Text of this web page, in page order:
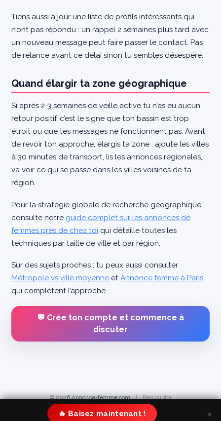
Tiens aussi à jour une liste de profils intéressants qui
n’ont pas répondu : un rappel 2 semaines plus tard avec
un nouveau message peut faire passer le contact. Pas
de relance avant ce délai sinon tu sembles désespéré.
Quand élargir ta zone géographique
Si après 2-3 semaines de veille active tu n’as eu aucun
retour positif, c’est le signe que ton bassin est trop
étroit ou que tes messages ne fonctionnent pas. Avant
de revoir ton approche, élargis ta zone : ajoute les villes
à 30 minutes de transport, lis les annonces régionales,
va voir ce qui se passe dans les villes voisines de ta
région.
Pour la stratégie globale de recherche géographique,
consulte notre guide complet sur les annonces de
femmes près de chez toi qui détaille toutes les
techniques par taille de ville et par région.
Sur des sujets proches : tu peux aussi consulter
Métropole vs ville moyenne et Annonce femme à Paris,
qui complètent l’approche.
💬 Crée ton compte et commence à
discuter
© 2026 Annonce-femme.com | Plan du site
🔥 Baisez maintenant ! ×